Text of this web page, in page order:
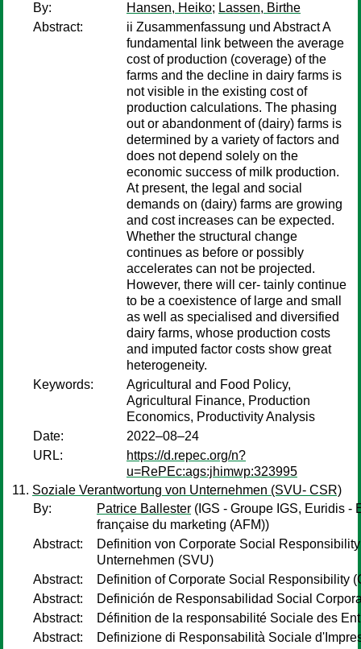
By:
Hansen, Heiko; Lassen, Birthe
Abstract:
ii Zusammenfassung und Abstract A
fundamental link between the average
cost of production (coverage) of the
farms and the decline in dairy farms is
not visible in the existing cost of
production calculations. The phasing
out or abandonment of (dairy) farms is
determined by a variety of factors and
does not depend solely on the
economic success of milk production.
At present, the legal and social
demands on (dairy) farms are growing
and cost increases can be expected.
Whether the structural change
continues as before or possibly
accelerates can not be projected.
However, there will cer- tainly continue
to be a coexistence of large and small
as well as specialised and diversified
dairy farms, whose production costs
and imputed factor costs show great
heterogeneity.
Keywords:
Agricultural and Food Policy,
Agricultural Finance, Production
Economics, Productivity Analysis
Date:
2022–08–24
URL:
https://d.repec.org/n?
u=RePEc:ags:jhimwp:323995
Soziale Verantwortung von Unternehmen (SVU- CSR)
By:
Patrice Ballester (IGS - Groupe IGS, Euridis -
française du marketing (AFM))
Abstract:
Definition von Corporate Social
Unternehmen (SVU)
Abstract:
Definition of Corporate Social Responsibility
Abstract:
Definición de Responsabilidad Social
Abstract:
Définition de la responsabilité Sociale des
Abstract:
Definizione di Responsabilità Sociale